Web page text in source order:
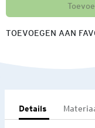
TOEVOEGEN AAN
Details